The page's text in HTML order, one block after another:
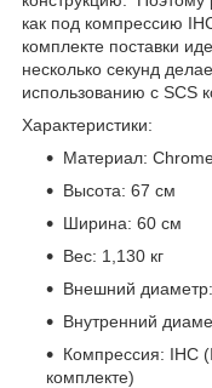
как под компрессию
комплекте поставки
несколько секунд
использованию с SCS
Характеристики:
Материал:
Высота: 67 см
Ширина: 60 см
Вес: 1,130 кг
Внешний
Внутренний
Компрессия: IHC
комплекте)